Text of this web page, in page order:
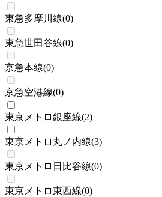
東急多摩川線(0)
東急世田谷線(0)
京急本線(0)
京急空港線(0)
東京メトロ銀座線(2)
東京メトロ丸ノ内線(3)
東京メトロ日比谷線(0)
東京メトロ東西線(0)